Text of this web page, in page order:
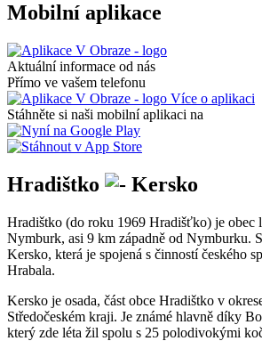
Mobilní aplikace
Aktuální informace od nás
Přímo ve vašem telefonu
Více o aplikaci
Stáhněte si naši mobilní aplikaci na
Hradištko Kersko
Hradištko (do roku 1969 Hradišťko) je obec
Nymburk, asi 9 km západně od Nymburku.
Kersko, která je spojená s činností českého
Hrabala.
Kersko je osada, část obce Hradištko v
Středočeském kraji. Je známé hlavně díky
který zde léta žil spolu s 25 polodivokými